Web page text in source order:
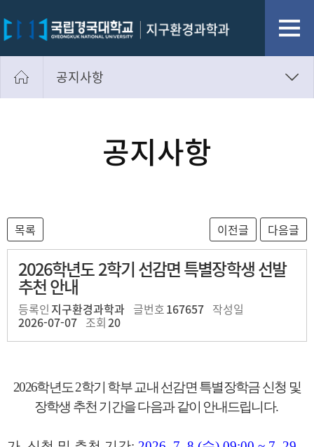
공지사항
공지사항
2026학년도 2학기 선감면 특별장학생 선발
추천 안내
등록인 지구환경과학과 글번호167657 작성일
2026-07-07 조회20
2026학년도 2학기 학부 교내 선감면 특별장학금 신청 및
장학생 추천 기간을 다음과 같이 안내드립니다.